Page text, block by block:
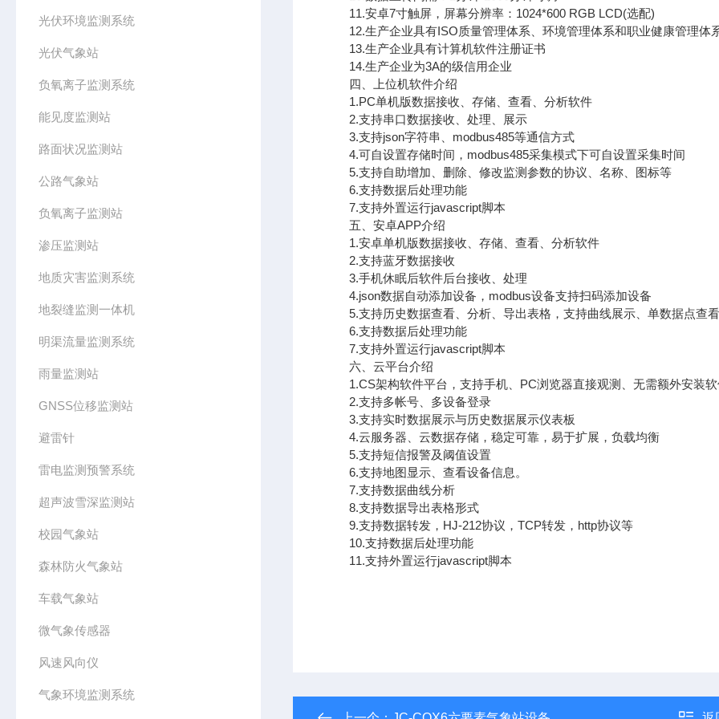
光伏环境监测系统
光伏气象站
负氧离子监测系统
能见度监测站
路面状况监测站
公路气象站
负氧离子监测站
渗压监测站
地质灾害监测系统
地裂缝监测一体机
明渠流量监测系统
雨量监测站
GNSS位移监测站
避雷针
雷电监测预警系统
超声波雪深监测站
校园气象站
森林防火气象站
车载气象站
微气象传感器
风速风向仪
气象环境监测系统
11.安卓7寸触屏，屏幕分辨率：1024*600 RGB LCD(选配)
12.生产企业具有ISO质量管理体系、环境管理体系和职业健康管理体
13.生产企业具有计算机软件注册证书
14.生产企业为3A的级信用企业
四、上位机软件介绍
1.PC单机版数据接收、存储、查看、分析软件
2.支持串口数据接收、处理、展示
3.支持json字符串、modbus485等通信方式
4.可自设置存储时间，modbus485采集模式下可自设置采集时间
5.支持自助增加、删除、修改监测参数的协议、名称、图标等
6.支持数据后处理功能
7.支持外置运行javascript脚本
五、安卓APP介绍
1.安卓单机版数据接收、存储、查看、分析软件
2.支持蓝牙数据接收
3.手机休眠后软件后台接收、处理
4.json数据自动添加设备，modbus设备支持扫码添加设备
5.支持历史数据查看、分析、导出表格，支持曲线展示、单数据点查看
6.支持数据后处理功能
7.支持外置运行javascript脚本
六、云平台介绍
1.CS架构软件平台，支持手机、PC浏览器直接观测、无需额外安装
2.支持多帐号、多设备登录
3.支持实时数据展示与历史数据展示仪表板
4.云服务器、云数据存储，稳定可靠，易于扩展，负载均衡
5.支持短信报警及阈值设置
6.支持地图显示、查看设备信息。
7.支持数据曲线分析
8.支持数据导出表格形式
9.支持数据转发，HJ-212协议，TCP转发，http协议等
10.支持数据后处理功能
11.支持外置运行javascript脚本